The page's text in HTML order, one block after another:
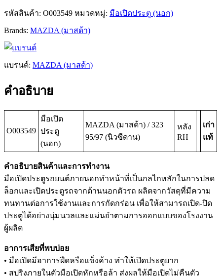
รหัสสินค้า: O003549 หมวดหมู่: มือเปิดประตู (นอก)
Brands: MAZDA (มาสด้า)
แบรนด์: MAZDA (มาสด้า)
คำอธิบาย
O003549
มือเปิด
ประตู
(นอก)
MAZDA (มาสด้า) / 323
95/97 (นิวซีดาน)
หลัง
RH
เก่า
แท้
คำอธิบายสินค้าและการทำงาน
มือเปิดประตูรถยนต์ภายนอกทำหน้าที่เป็นกลไกหลักในการปลด
ล็อกและเปิดประตูรถจากด้านนอกตัวรถ ผลิตจากวัสดุที่มีความ
ทนทานต่อการใช้งานและการกัดกร่อน เพื่อให้สามารถเปิด-ปิด
ประตูได้อย่างนุ่มนวลและแม่นยำตามการออกแบบของโรงงาน
ผู้ผลิต
อาการเสียที่พบบ่อย
• มือเปิดมีอาการฝืดหรือแข็งค้าง ทำให้เปิดประตูยาก
• สปริงภายในตัวมือเปิดหักหรือล้า ส่งผลให้มือเปิดไม่คืนตัว